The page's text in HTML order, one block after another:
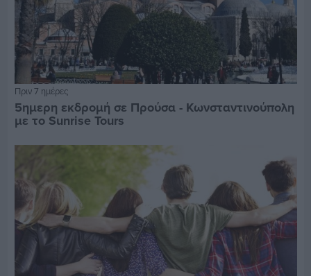
Πριν 7 ημέρες
5ημερη εκδρομή σε Προύσα - Κωνσταντινούπολη
με το Sunrise Tours